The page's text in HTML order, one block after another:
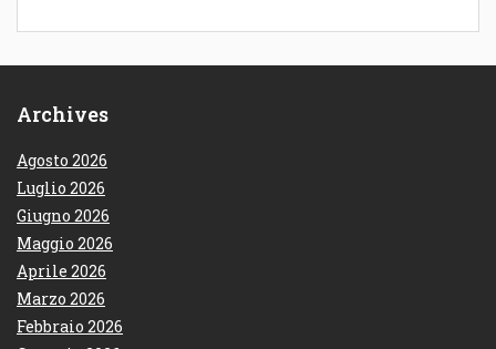
Archives
Agosto 2026
Luglio 2026
Giugno 2026
Maggio 2026
Aprile 2026
Marzo 2026
Febbraio 2026